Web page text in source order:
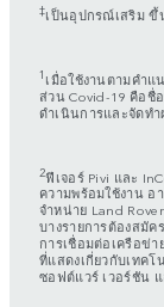
‡เป็นอุปกรณ์เสริม ขึ้
1 เมื่อใช้งานตามคำแ
ส่วน Covid-19 คือชื่
ดำเนินการและจัดทำ
2ฟีเจอร์ Pivi และ
ความพร้อมใช้งาน
จำหน่าย Land
บางรายการต้องสมั
การเชื่อมต่อเครือข่
ที่แสดงเกี่ยวกับเทค
ซอฟต์แวร์ เวอร์ชัน